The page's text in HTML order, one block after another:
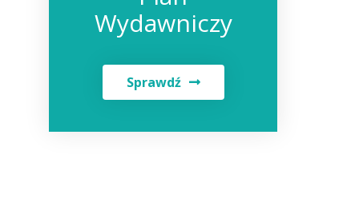
Wydawniczy
Sprawdź